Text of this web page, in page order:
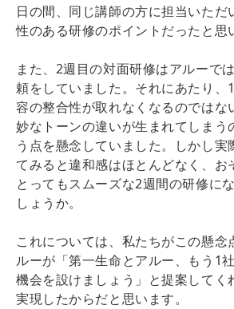
日の間、同じ講師の方に担当いただ
性のある研修のポイントだったと思
また、2週目の対面研修はアルーで
頼をしていました。それにあたり、
容の整合性が取れなくなるのではな
妙なトーンの違いが生まれてしまう
う点を懸念していました。しかし実
てみると違和感はほとんどなく、お
とってもスムーズな2週間の研修に
しょうか。
これについては、私たちがこの懸念
ルーが「第一生命とアルー、もう1
機会を設けましょう」と提案してく
実現したからだと思います。